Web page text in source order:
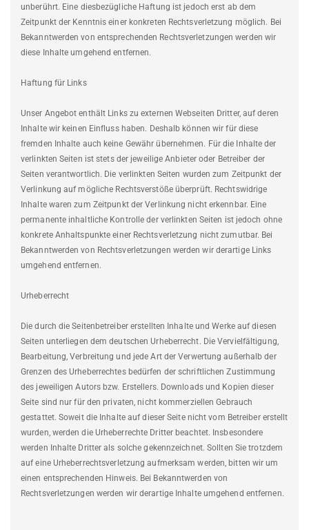
unberührt. Eine diesbezügliche Haftung ist jedoch erst ab dem
Zeitpunkt der Kenntnis einer konkreten Rechtsverletzung möglich. Bei
Bekanntwerden von entsprechenden Rechtsverletzungen werden wir
diese Inhalte umgehend entfernen.
Haftung für Links
Unser Angebot enthält Links zu externen Webseiten Dritter, auf deren
Inhalte wir keinen Einfluss haben. Deshalb können wir für diese
fremden Inhalte auch keine Gewähr übernehmen. Für die Inhalte der
verlinkten Seiten ist stets der jeweilige Anbieter oder Betreiber der
Seiten verantwortlich. Die verlinkten Seiten wurden zum Zeitpunkt der
Verlinkung auf mögliche Rechtsverstöße überprüft. Rechtswidrige
Inhalte waren zum Zeitpunkt der Verlinkung nicht erkennbar. Eine
permanente inhaltliche Kontrolle der verlinkten Seiten ist jedoch ohne
konkrete Anhaltspunkte einer Rechtsverletzung nicht zumutbar. Bei
Bekanntwerden von Rechtsverletzungen werden wir derartige Links
umgehend entfernen.
Urheberrecht
Die durch die Seitenbetreiber erstellten Inhalte und Werke auf diesen
Seiten unterliegen dem deutschen Urheberrecht. Die Vervielfältigung,
Bearbeitung, Verbreitung und jede Art der Verwertung außerhalb der
Grenzen des Urheberrechtes bedürfen der schriftlichen Zustimmung
des jeweiligen Autors bzw. Erstellers. Downloads und Kopien dieser
Seite sind nur für den privaten, nicht kommerziellen Gebrauch
gestattet. Soweit die Inhalte auf dieser Seite nicht vom Betreiber erstellt
wurden, werden die Urheberrechte Dritter beachtet. Insbesondere
werden Inhalte Dritter als solche gekennzeichnet. Sollten Sie trotzdem
auf eine Urheberrechtsverletzung aufmerksam werden, bitten wir um
einen entsprechenden Hinweis. Bei Bekanntwerden von
Rechtsverletzungen werden wir derartige Inhalte umgehend entfernen.